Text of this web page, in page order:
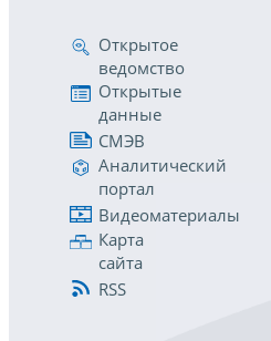
Открытое
ведомство
Открытые
данные
СМЭВ
Аналитический
портал
Видеоматериалы
Карта
сайта
RSS